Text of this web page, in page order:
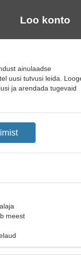
Loo konto
ainulaadse
uusi tutvusi leida.
ja arendada tugevaid
meest